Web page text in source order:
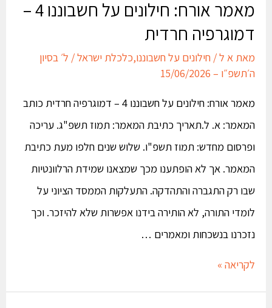
מאמר אורח: חילונים על חשבוננו 4 –
דמוגרפיה חרדית
מאתא ל /חילונים על חשבוננו,כלכלת ישראל/ל׳ בסיון
ה׳תשפ״ו – 15/06/2026
מאמר אורח: חילונים על חשבוננו 4 – דמוגרפיה חרדית כותב
המאמר: א. ל.תאריך כתיבת המאמר: תמוז תשפ"ג. עריכה
ופרסום מחדש: תמוז תשפ"ו. שלוש שנים חלפו מעת כתיבת
המאמר. אך לא הופתענו מכך שמצאנו שמידת הרלוונטיות
שבו רק התגברה והתהדקה. התעלקות הממסד הציוני על
לומדי התורה, לא הותירה בידנו אפשרות שלא להיזכר. וכך
נזכרנו בנשכחות ומאמרים …
לקריאה »